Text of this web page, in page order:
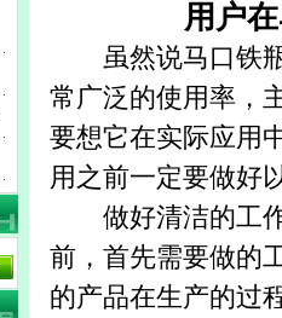
用户
虽然说马口铁
常广泛的使用率，
要想它在实际应用
用之前一定要做好
做好清洁的工作
前，首先需要做的
的产品在生产的过